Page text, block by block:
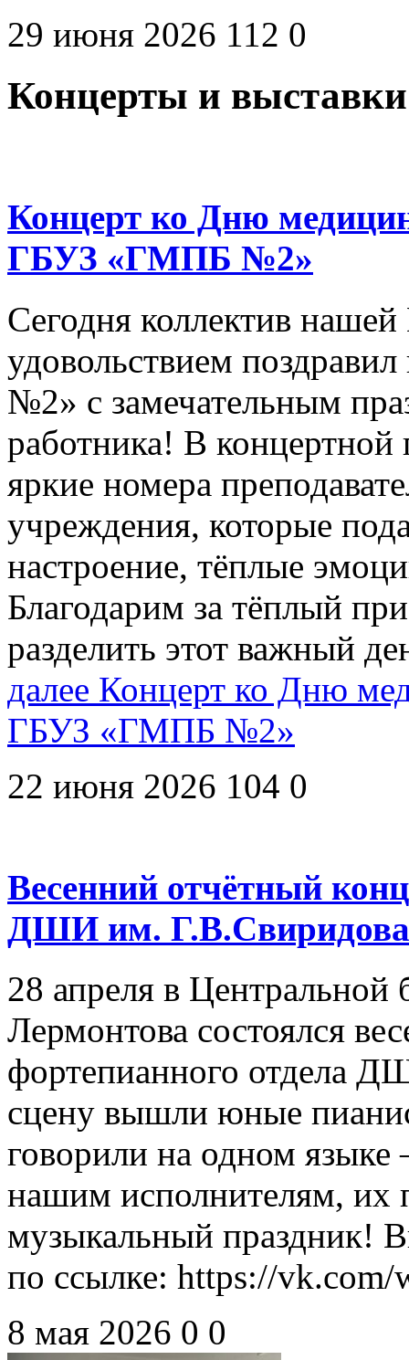
29 июня 2026 112 0
Концерты и выставки
Концерт ко Дню
ГБУЗ «ГМПБ №2»
Сегодня коллектив
удовольствием
№2» с замечательным
работника! В
яркие номера
учреждения, которые
настроение, тёплые
Благодарим за тёплый
разделить этот важный
далее Концерт ко Дню
ГБУЗ «ГМПБ №2»
22 июня 2026 104 0
Весенний отчётный
ДШИ им. Г.В.Свиридова
28 апреля в
Лермонтова состоялся
фортепианного отдела
сцену вышли юные
говорили на одном
нашим исполнителям, их
музыкальный праздник!
по ссылке: https://
8 мая 2026 0 0